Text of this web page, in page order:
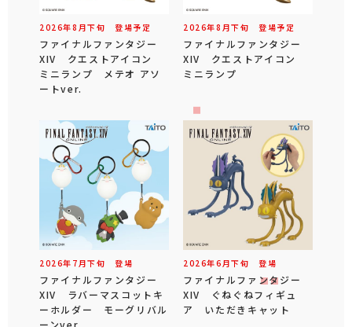
2026年8 月下旬 登場予定
ファイナルファンタジー
XIV クエストアイコン
ミニランプ メテオ アソ
ートver.
2026年8 月下旬 登場予定
ファイナルファンタジー
XIV クエストアイコン
ミニランプ
2026年 7 月下旬 登場
ファイナルファンタジー
XIV ラバーマスコットキ
ーホルダー モーグリバル
2026年6 月下旬 登場
ファイナルファンタジー
XIV ぐねぐねフィギュ
ア いただきキャット